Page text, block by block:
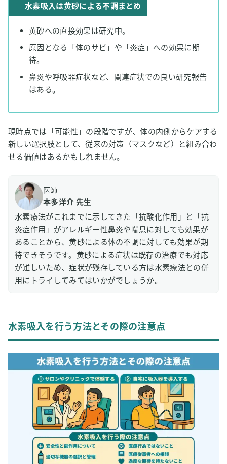
水素吸入は黄砂による不調まとめ
黄砂への直接効果は研究中。
原因となる「体のサビ」や「炎症」への効果に期
待。
鼻炎や呼吸器症状など、関連症状での良い研究報告
はある。
現時点では「可能性」の段階ですが、体の内側からケアする
新しい選択肢として、従来の対策（マスクなど）と組み合わ
せる価値はあるかもしれません。
医師
本多洋介 先生
水素療法がこれまでに示してきた「抗酸化作用」と「抗
炎症作用」がアレルギー性鼻炎や喘息に対しても効果が
あることから、黄砂による体の不調に対しても効果が期
待できそうです。黄砂による症状は既存の治療でも対応
が難しいため、症状が残存している方は水素療法との併
用にトライしてみてはいかがでしょうか。
水素吸入を行う方法とその際の注意点